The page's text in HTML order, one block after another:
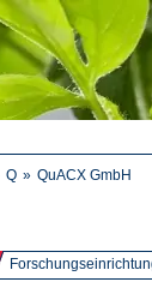
Q QuACX GmbH